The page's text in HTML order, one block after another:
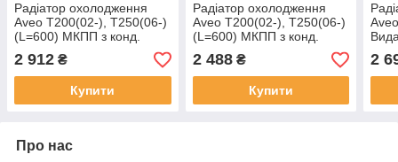
Радіатор охолодження
Aveo T200(02-), T250(06-)
(L=600) МКПП з конд.
алюміній. (паяний)
(P12106) (TANGUN)
2 912 ₴
Купити
Радіатор охолодження
Aveo T200(02-), T250(06-)
(L=600) МКПП з конд.
алюміній. (P12106E)
(TANGUN)
2 488₴
Купити
без/
2
Про нас